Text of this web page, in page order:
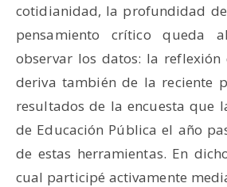
cotidianidad, la profundidad
pensamiento crítico queda
observar los datos: la
deriva también de la reciente
resultados de la encuesta que
de Educación Pública el año
de estas herramientas. En
cual participé activamente